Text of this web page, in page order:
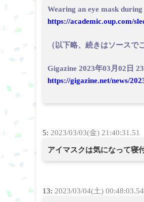
Wearing an eye mask
https://academic.oup.com/
（以下略、続きはソースで
Gigazine 2023年03月02日
https://gigazine.net/news/
5: 2023/03/03(金) 21:40:31.51
アイマスクは気になって寝
13: 2023/03/04(土) 00:48:03.54